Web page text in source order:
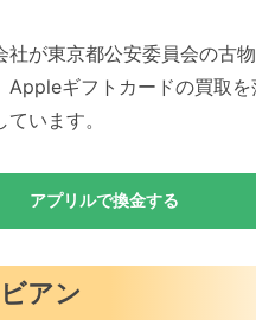
社が東京都公安委員会の古
Appleギフトカードの買取を
います。
アプリルで換金する
アン